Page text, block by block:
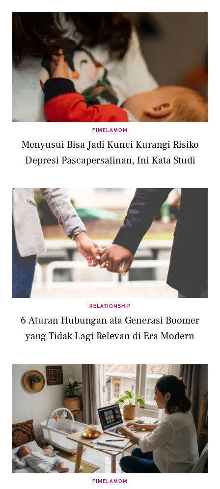
FIMELAMOM
Menyusui Bisa Jadi Kunci Kurangi Risiko
Depresi Pascapersalinan, Ini Kata Studi
RELATIONSHIP
6 Aturan Hubungan ala Generasi Boomer
yang Tidak Lagi Relevan di Era Modern
FIMELAMOM